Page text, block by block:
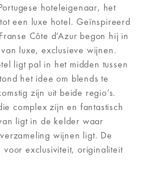
hoteleigenaar, het
een luxe hotel. Geïnspireerd
Côte d’Azur begon hij in
luxe, exclusieve wijnen.
ligt pal in het midden tussen
het idee om blends te
zijn uit beide regio’s.
complex zijn en fantastisch
ligt in de kelder waar
wijnen ligt. De
voor exclusiviteit, originaliteit